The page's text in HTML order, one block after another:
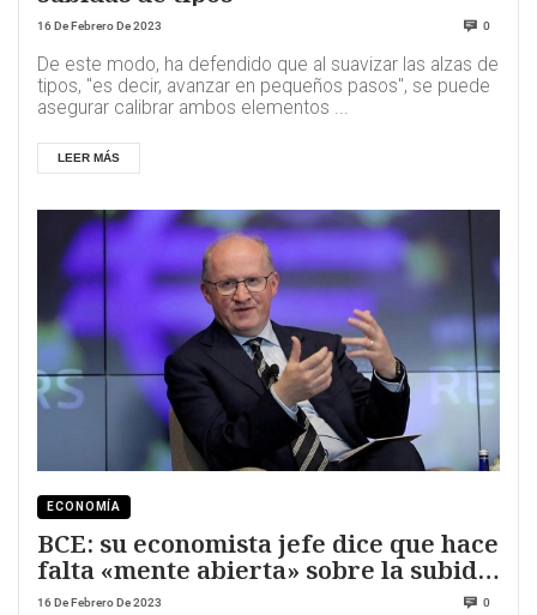
16 De Febrero De 2023 0
De este modo, ha defendido que al suavizar las alzas de
tipos, "es decir, avanzar en pequeños pasos", se puede
asegurar calibrar ambos elementos ...
LEER MÁS
ECONOMÍA
BCE: su economista jefe dice que hace
falta «mente abierta» sobre la subida
de tipos
16 De Febrero De 2023 0